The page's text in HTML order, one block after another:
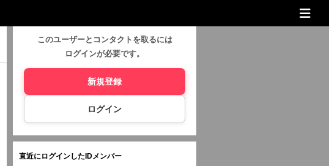
このユーザーとコンタクトを取るには
ログインが必要です。
新規登録
ログイン
直近にログインしたIDメンバー